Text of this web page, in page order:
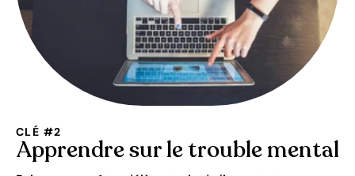
CLÉ #2
Apprendre sur le trouble mental